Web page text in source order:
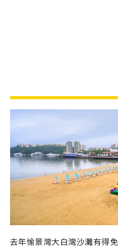
去年愉景灣大白灣沙灘有得